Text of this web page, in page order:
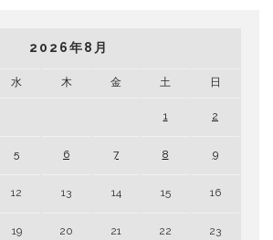
2026年8月
水 木 金 土 日
1 2
5 6 7 8 9
12 13 14 15 16
19 20 21 22 23